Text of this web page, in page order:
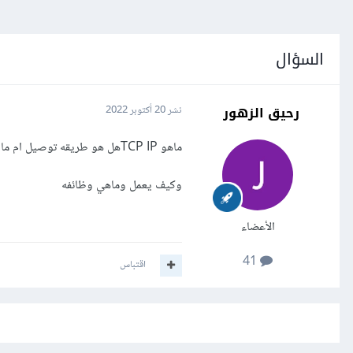
السؤال
رحيق الزهور
الأعضاء
نشر20 أكتوبر 2022
ماهو TCP IPهل هو طريقه توصيل ام ماذا؟
وكيف يعمل وماهي وظائفه
اقتباس